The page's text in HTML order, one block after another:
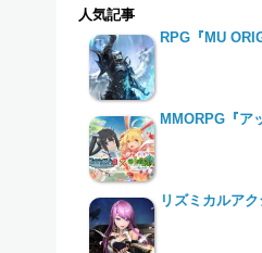
人気記事
RPG『MU
MMORPG『ア
リズミカルア